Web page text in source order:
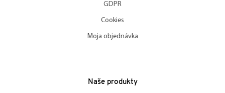
GDPR
Cookies
Moja objednávka
Naše produkty